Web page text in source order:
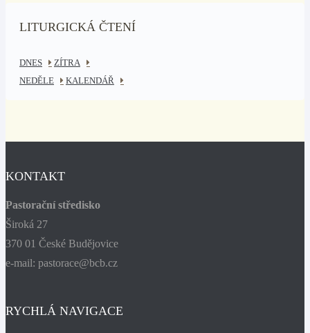
LITURGICKÁ ČTENÍ
DNES
ZÍTRA
NEDĚLE
KALENDÁŘ
KONTAKT
Pastorační středisko
Široká 27
370 01 České Budějovice
e-mail: pastorace@bcb.cz
RYCHLÁ NAVIGACE